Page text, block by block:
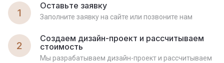
1
Оставьте заявку
Заполните заявку на сайте или позвоните нам
2
Создаем дизайн-проект и рассчитываем
стоимость
Мы разрабатываем дизайн-проект и рассчитываем